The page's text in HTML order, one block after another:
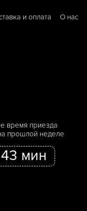
и оплата О нас
время приезда
прошлой неделе
43 мин